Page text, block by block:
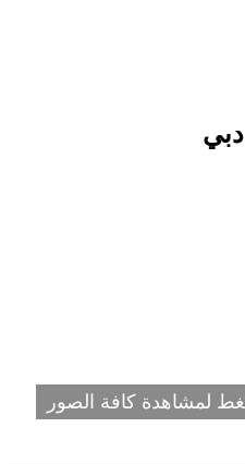
دبي
لمشاهدة كافة الصور